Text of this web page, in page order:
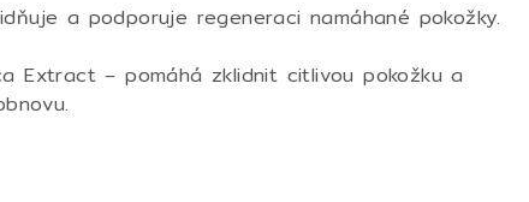
a podporuje regeneraci namáhané pokožky.
Extract – pomáhá zklidnit citlivou pokožku a